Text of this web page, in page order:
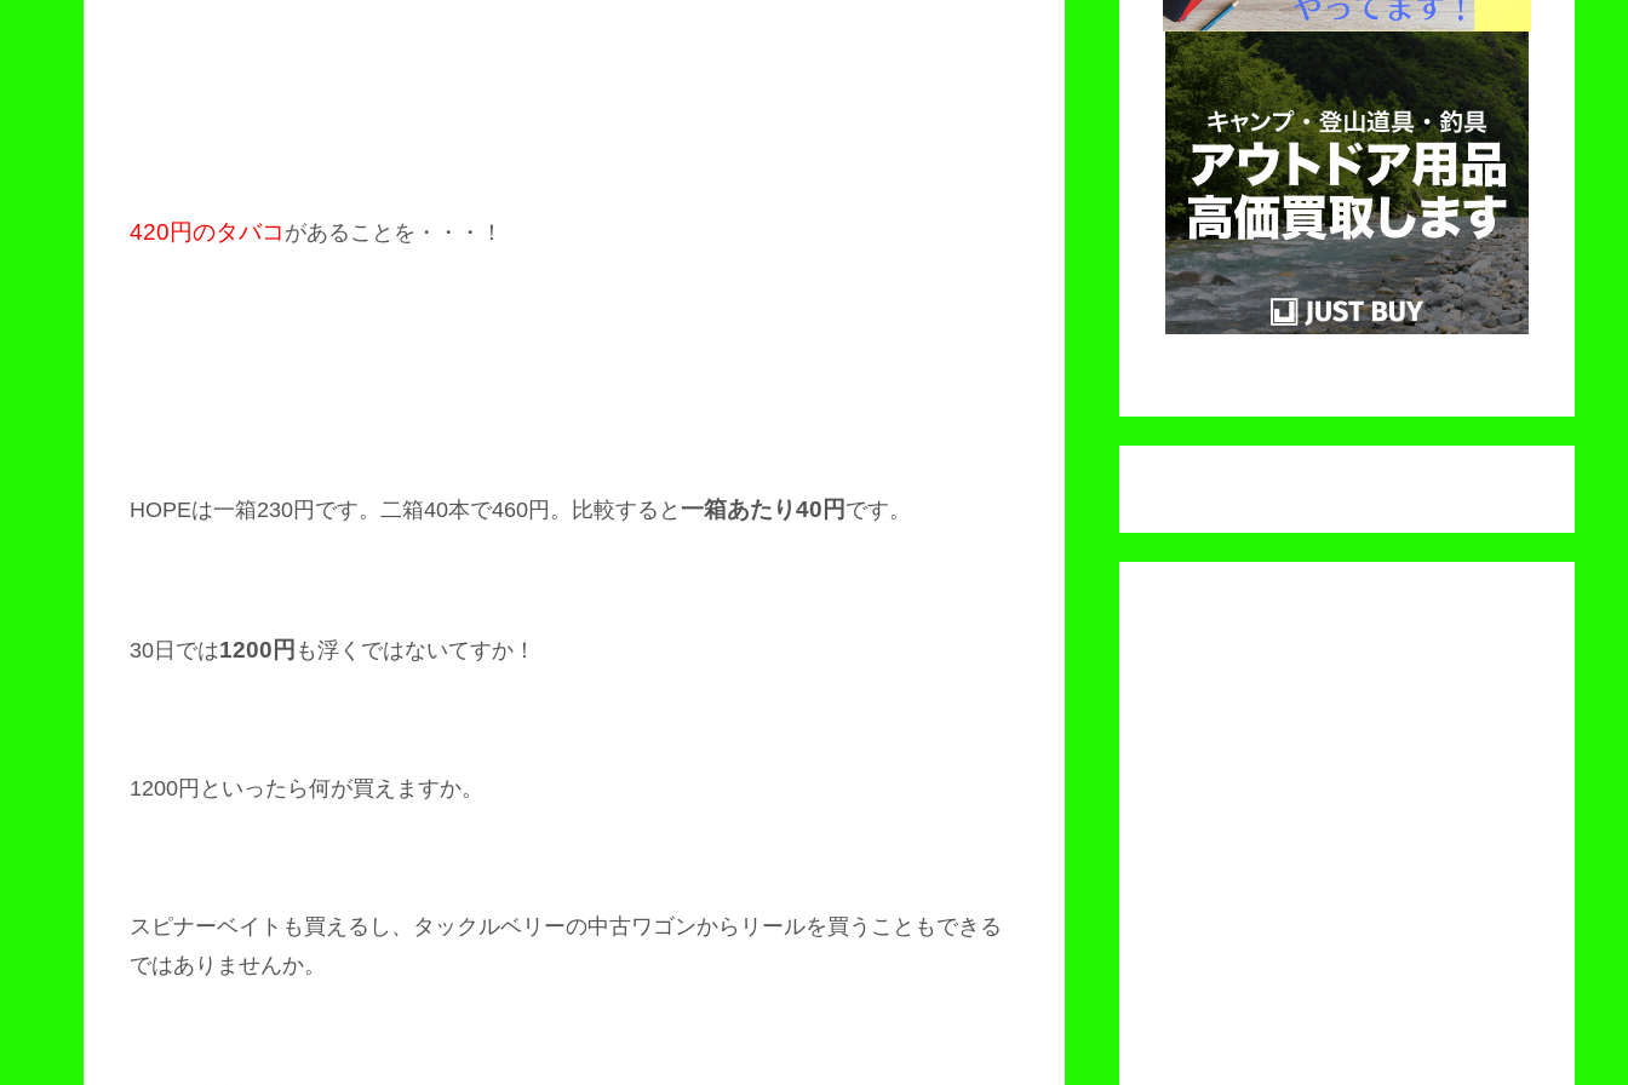
420円のタバコ があることを・・・！
HOPEは一箱230円です。二箱40本で460円。比較すると 一箱あたり40円 です。
30日では1200円 も浮くではないてすか！
1200円といったら何が買えますか。
スピナーベイトも買えるし、タックルベリーの中古ワゴンからリールを買うこともできる
ではありませんか。